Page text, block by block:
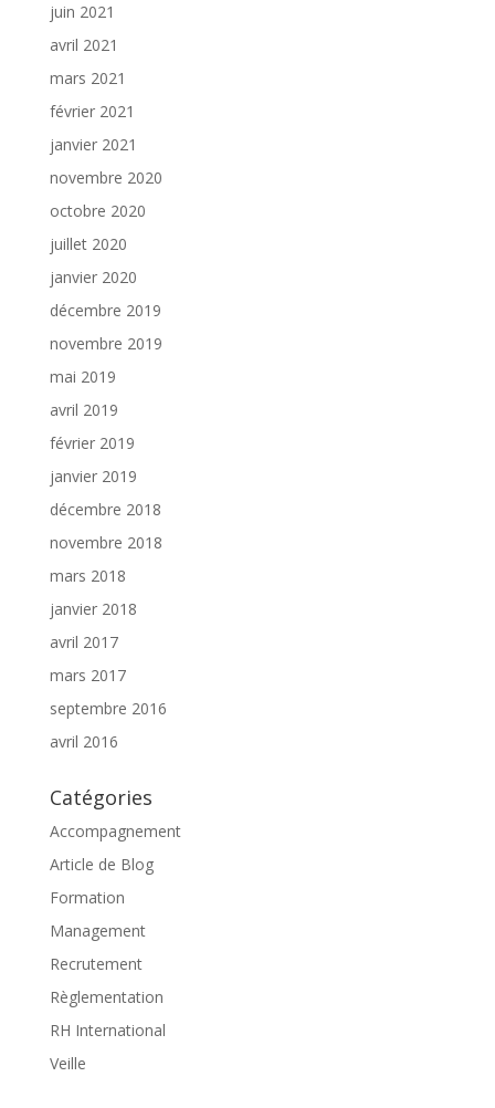
juin 2021
avril 2021
mars 2021
février 2021
janvier 2021
novembre 2020
octobre 2020
juillet 2020
janvier 2020
décembre 2019
novembre 2019
mai 2019
avril 2019
février 2019
janvier 2019
décembre 2018
novembre 2018
mars 2018
janvier 2018
avril 2017
mars 2017
septembre 2016
avril 2016
Catégories
Accompagnement
Article de Blog
Formation
Management
Recrutement
Règlementation
RH International
Veille